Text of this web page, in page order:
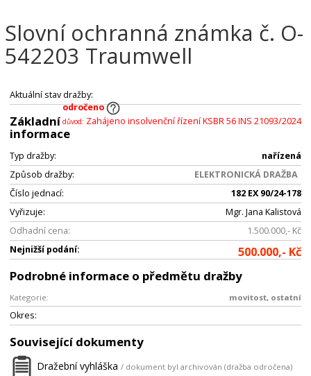
Slovní ochranná známka č. O-
542203 Traumwell
Aktuální stav dražby:
odročeno
důvod: Zahájeno insolvenční řízení KSBR 56 INS 21093/2024
Základní
informace
Typ dražby:
nařízená
Způsob dražby:
ELEKTRONICKÁ DRAŽBA
Číslo jednací:
182 EX 90/24-178
Vyřizuje:
Mgr. Jana Kalistová
Odhadní cena:
1.500.000,- Kč
Nejnižší podání:
500.000,- Kč
Podrobné informace o předmětu dražby
Kategorie: movitost, ostatní
Okres:
Související dokumenty
Dražební vyhláška / dokument byl archivován (dražba odročena)